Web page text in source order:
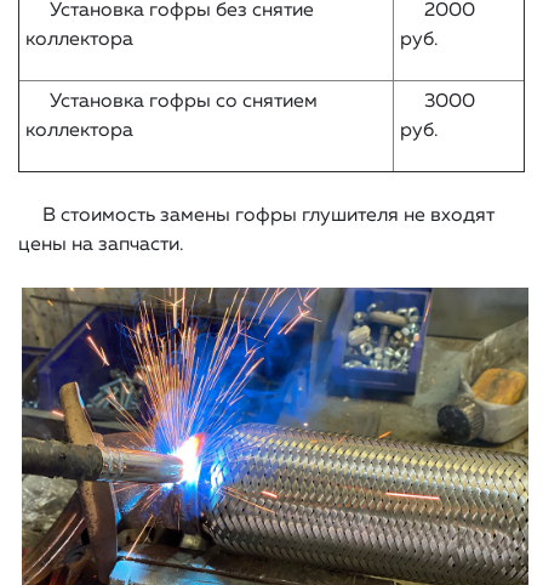
Установка гофры без снятие
коллектора
2000
руб.
Установка гофры со снятием
коллектора
3000
руб.
В стоимость замены гофры глушителя не входят
цены на запчасти.